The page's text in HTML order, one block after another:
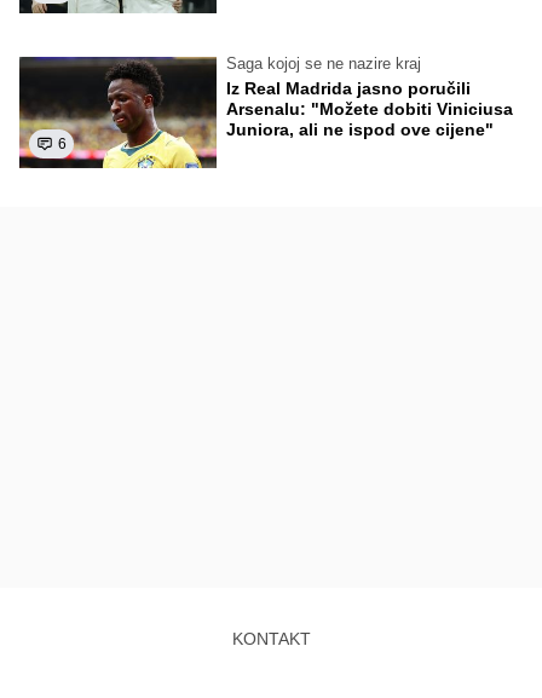
6
Saga kojoj se ne nazire kraj
Iz Real Madrida jasno poručili
Arsenalu: "Možete dobiti Viniciusa
Juniora, ali ne ispod ove cijene"
KONTAKT